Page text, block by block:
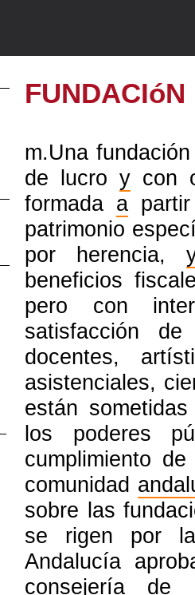
FUNDACIóN
m.Una
de lucro y con
formada a
patrimonio
por herencia,
beneficios
pero con
satisfacción de
docentes,
asistenciales,
están
los poderes
cumplimiento
comunidad
sobre las
se rigen por
Andalucía
consejería